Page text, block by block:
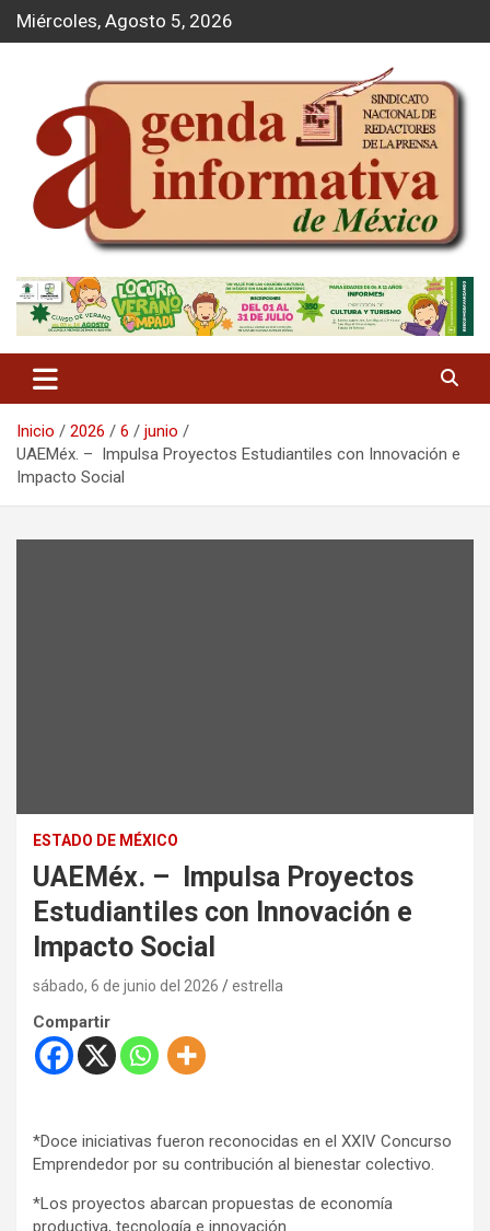
d
Miércoles, Agosto 5, 2026
Agenda Informativa
Inicio 2026 6
junio
UAEMéx. – Impulsa Proyectos Estudiantiles con Innovación e
Impacto Social
ESTADO DE MÉXICO
UAEMéx. – Impulsa Proyectos
Estudiantiles con Innovación e
Impacto Social
sábado, 6 de junio del 2026 estrella
Compartir
*Doce iniciativas fueron reconocidas en el XXIV Concurso
Emprendedor por su contribución al bienestar colectivo.
*Los proyectos abarcan propuestas de economía
productiva, tecnología e innovación.